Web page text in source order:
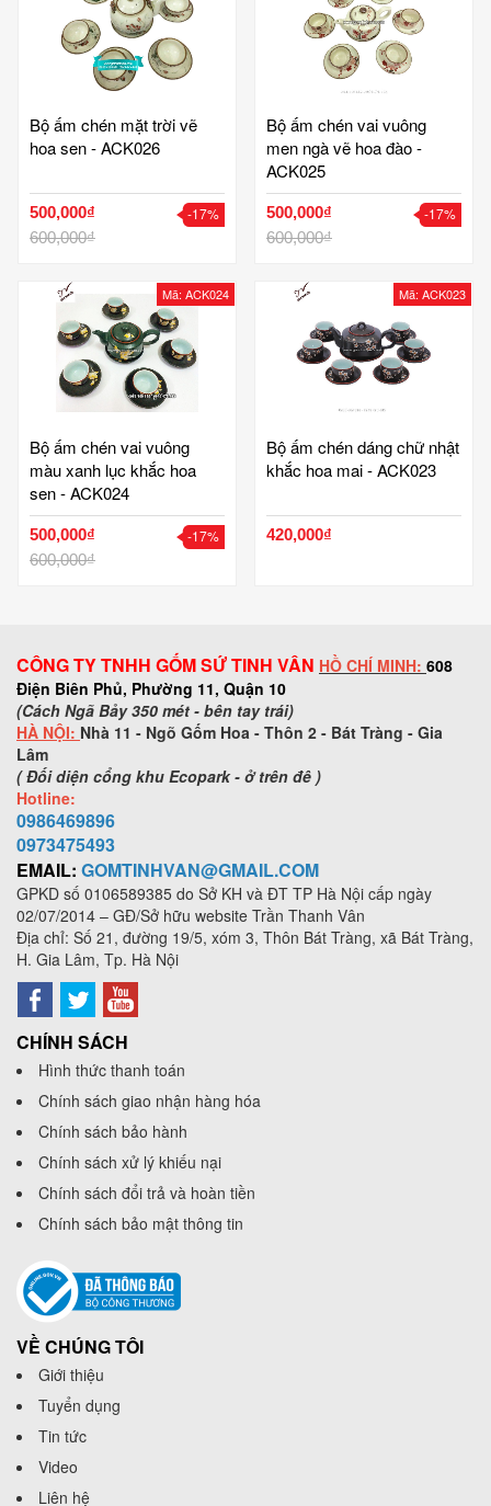
Bộ ấm chén mặt trời vẽ
hoa sen - ACK026
500,000₫
600,000₫
-17%
Bộ ấm chén vai vuông
men ngà vẽ hoa đào -
ACK025
500,000₫
600,000₫
-17%
Mã: ACK024
Bộ ấm chén vai vuông
màu xanh lục khắc hoa
sen - ACK024
500,000₫
600,000₫
-17%
Mã: ACK023
Bộ ấm chén dáng chữ nhật
khắc hoa mai - ACK023
420,000₫
CÔNG TY TNHH GỐM SỨ TINH VÂN HỒ CHÍ MINH: 608
Điện Biên Phủ, Phường 11, Quận 10
(Cách Ngã Bảy 350 mét - bên tay trái)
HÀ NỘI: Nhà 11 - Ngõ Gốm Hoa - Thôn 2 - Bát Tràng - Gia
Lâm
( Đối diện cổng khu Ecopark - ở trên đê )
Hotline:
0986469896
0973475493
EMAIL: GOMTINHVAN@GMAIL.COM
GPKD số 0106589385 do Sở KH và ĐT TP Hà Nội cấp ngày
02/07/2014 – GĐ/Sở hữu website Trần Thanh Vân
Địa chỉ: Số 21, đường 19/5, xóm 3, Thôn Bát Tràng, xã Bát Tràng,
H. Gia Lâm, Tp. Hà Nội
CHÍNH SÁCH
Hình thức thanh toán
Chính sách giao nhận hàng hóa
Chính sách bảo hành
Chính sách xử lý khiếu nại
Chính sách đổi trả và hoàn tiền
Chính sách bảo mật thông tin
VỀ CHÚNG TÔI
Giới thiệu
Tuyển dụng
Tin tức
Video
Liên hệ